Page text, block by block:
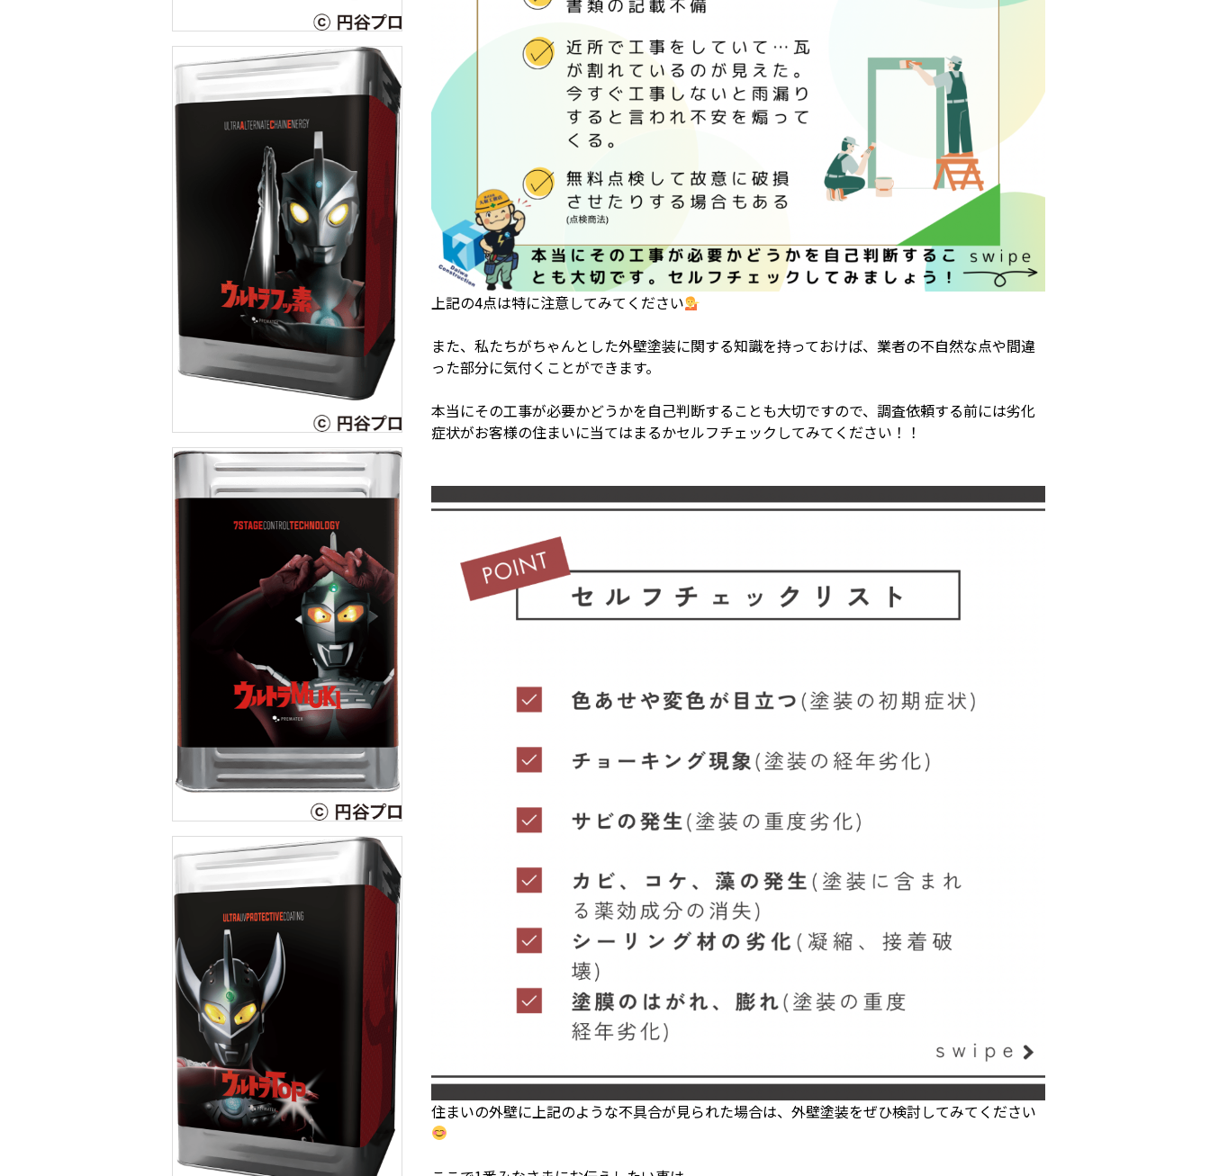
上記の4点は特に注意してみてください
また、私たちがちゃんとした外壁塗装に関する知識を持っておけば、業者の不自然な点や間違
った部分に気付くことができます。
本当にその工事が必要かどうかを自己判断することも大切ですので、調査依頼する前には劣化
症状がお客様の住まいに当てはまるかセルフチェックしてみてください！！
住まいの外壁に上記のような不具合が見られた場合は、外壁塗装をぜひ検討してみてください